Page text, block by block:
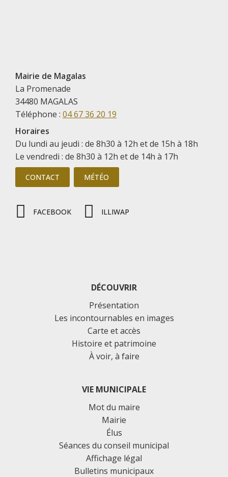
Mairie de Magalas
La Promenade
34480 MAGALAS
Téléphone : 04 67 36 20 19
Horaires
Du lundi au jeudi : de 8h30 à 12h et de 15h à 18h
Le vendredi : de 8h30 à 12h et de 14h à 17h
CONTACT MÉTÉO
FACEBOOK ILLIWAP
DÉCOUVRIR
Présentation
Les incontournables en images
Carte et accès
Histoire et patrimoine
À voir, à faire
VIE MUNICIPALE
Mot du maire
Mairie
Élus
Séances du conseil municipal
Affichage légal
Bulletins municipaux